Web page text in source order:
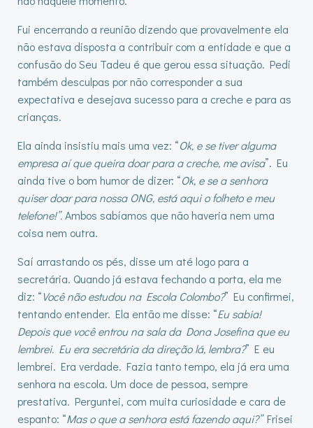
Fui encerrando a reunião dizendo que provavelmente ela
não estava disposta a contribuir com a entidade e que a
confusão do Seu Tadeu é que gerou essa situação. Pedi
também desculpas por não corresponder a sua
expectativa e desejava sucesso para a creche e para as
crianças.
Ela ainda insistiu mais uma vez: “Ok, e se tiver alguma
empresa aí que queira doar para a creche, me avisa”. Eu
ainda tive o bom humor de dizer: “Ok, e se a senhora
quiser doar para nossa ONG, está aqui o folheto e meu
telefone!”.Ambos sabíamos que não haveria nem uma
coisa nem outra.
Saí arrastando os pés, disse um até logo para a
secretária. Quando já estava fechando a porta, ela me
diz: “Você não estudou na Escola Colombo?” Eu confirmei,
tentando entender. Ela então me disse: “Eu sabia!
Depois que você entrou na sala da Dona Josefina que eu
lembrei. Eu era secretária da direção lá, lembra?” E eu
lembrei. Era verdade. Fazia tanto tempo, ela já era uma
senhora na escola. Um doce de pessoa, sempre
prestativa. Perguntei, com muita curiosidade e cara de
espanto: “Mas o que a senhora está fazendo aqui?”Frisei